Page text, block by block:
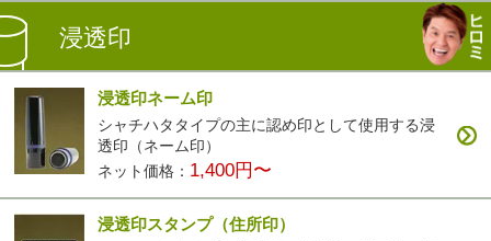
浸透印
浸透印ネーム印
シャチハタタイプの主に認め印として使用する浸
透印（ネーム印）
ネット価格： 1,400円〜
浸透印スタンプ（住所印）